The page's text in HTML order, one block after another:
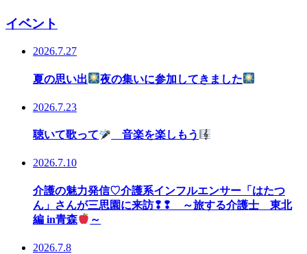
イベント
2026.7.27
夏の思い出 夜の集いに参加してきました
2026.7.23
聴いて歌って 音楽を楽しもう
2026.7.10
介護の魅力発信♡介護系インフルエンサー「はたつ
ん」さんが三思園に来訪❢❢ ～旅する介護士 東北
編 in青森
～
2026.7.8